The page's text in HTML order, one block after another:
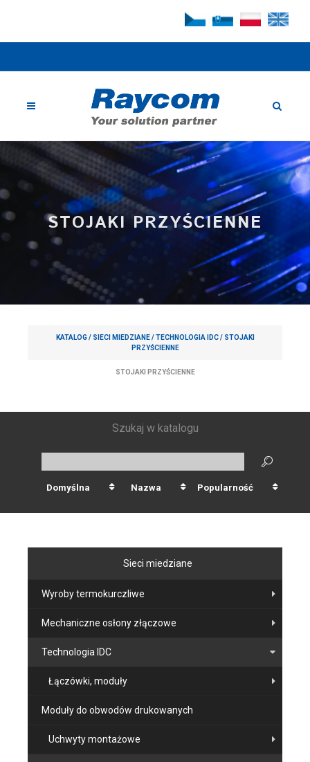
STOJAKI PRZYŚCIENNE
KATALOG / SIECI MIEDZIANE/TECHNOLOGIA IDC/ STOJAKI
PRZYŚCIENNE
STOJAKI PRZYŚCIENNE
Szukaj w katalogu
Domyślna Nazwa Popularność
Sieci miedziane
Wyroby termokurczliwe
Mechaniczne osłony złączowe
Technologia IDC
Łączówki, moduły
Moduły do obwodów drukowanych
Uchwyty montażowe